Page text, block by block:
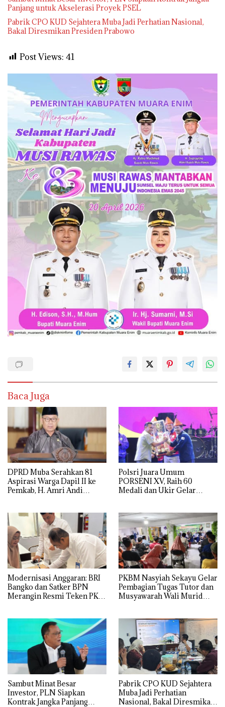
Panjang untuk Akselerasi Proyek PSEL
Pabrik CPO KUD Sejahtera Muba Jadi Perhatian Nasional,
Bakal Diresmikan Presiden Prabowo
Post Views: 41
Baca Juga
DPRD Muba Serahkan 81
Aspirasi Warga Dapil II ke
Pemkab, H. Amri Andi
Polsri Juara Umum
PORSENI XV, Raih 60
Medali dan Ukir Gelar
Modernisasi Anggaran: BRI
Bangko dan Satker BPN
Merangin Resmi Teken PKS
PKBM Nasyiah Sekayu Gelar
Pembagian Tugas Tutor dan
Musyawarah Wali Murid
Sambut Minat Besar
Investor, PLN Siapkan
Kontrak Jangka Panjang
Pabrik CPO KUD Sejahtera
Muba Jadi Perhatian
Nasional, Bakal Diresmikan